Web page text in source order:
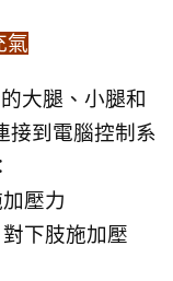
氣
大腿、小腿和
接到電腦控制系
壓力
下肢施加壓